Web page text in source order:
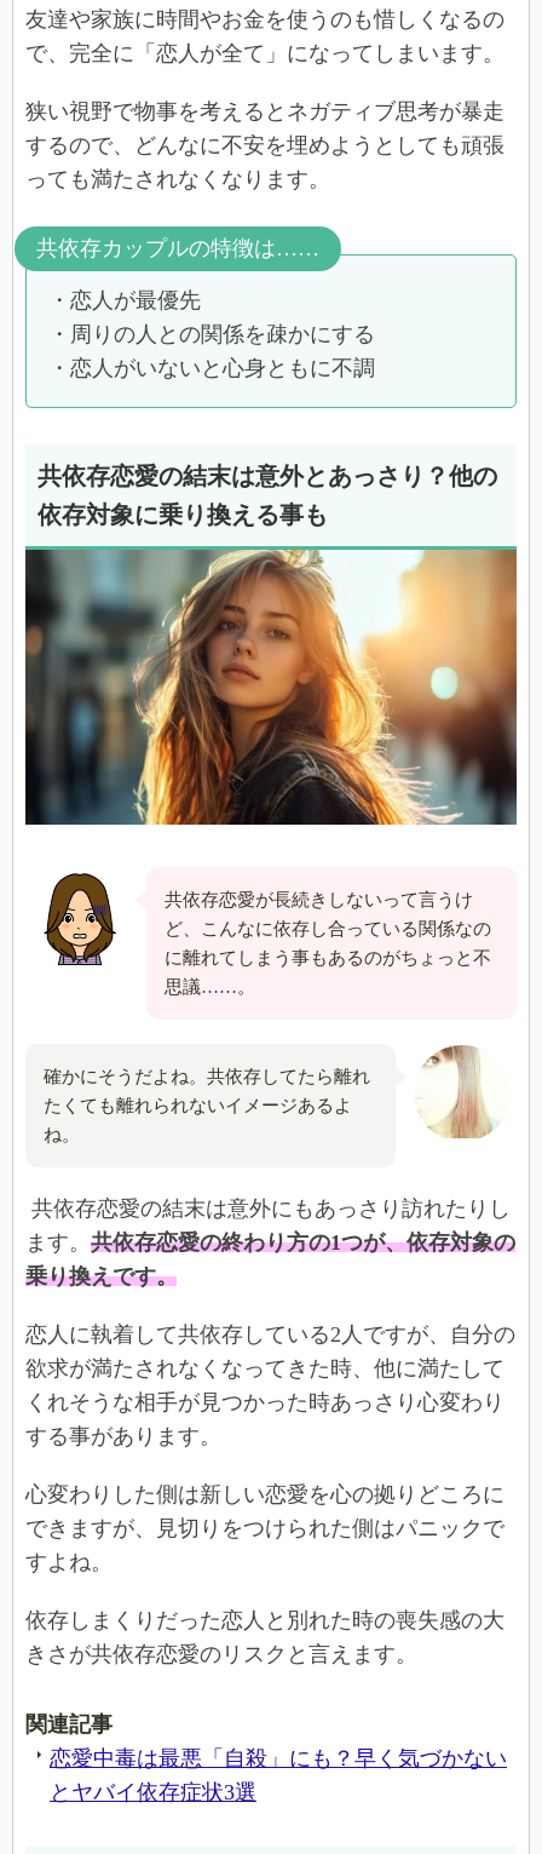
友達や家族に時間やお金を使うのも惜しくなるの
で、完全に「恋人が全て」になってしまいます。
狭い視野で物事を考えるとネガティブ思考が暴走
するので、どんなに不安を埋めようとしても頑張
っても満たされなくなります。
共依存カップルの特徴は……
・恋人が最優先
・周りの人との関係を疎かにする
・恋人がいないと心身ともに不調
共依存恋愛の結末は意外とあっさり？他の
依存対象に乗り換える事も
共依存恋愛が長続きしないって言うけ
ど、こんなに依存し合っている関係なの
に離れてしまう事もあるのがちょっと不
思議……。
確かにそうだよね。共依存してたら離れ
たくても離れられないイメージあるよ
ね。
共依存恋愛の結末は意外にもあっさり訪れたりし
ます。 共依存恋愛の終わり方の1つが、依存対象の
乗り換えです。
恋人に執着して共依存している2人ですが、自分の
欲求が満たされなくなってきた時、他に満たして
くれそうな相手が見つかった時あっさり心変わり
する事があります。
心変わりした側は新しい恋愛を心の拠りどころに
できますが、見切りをつけられた側はパニックで
すよね。
依存しまくりだった恋人と別れた時の喪失感の大
きさが共依存恋愛のリスクと言えます。
関連記事
恋愛中毒は最悪「自殺」にも？早く気づかない
とヤバイ依存症状3選